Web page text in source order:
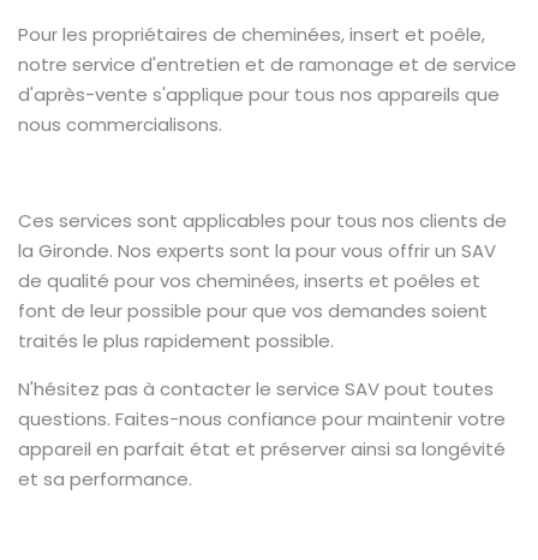
Pour les propriétaires de cheminées, insert et poêle,
notre service d'entretien et de ramonage et de service
d'après-vente s'applique pour tous nos appareils que
nous commercialisons.
Ces services sont applicables pour tous nos clients de
la Gironde. Nos experts sont la pour vous offrir un SAV
de qualité pour vos cheminées, inserts et poêles et
font de leur possible pour que vos demandes soient
traités le plus rapidement possible.
N'hésitez pas à contacter le service SAV pout toutes
questions. Faites-nous confiance pour maintenir votre
appareil en parfait état et préserver ainsi sa longévité
et sa performance.